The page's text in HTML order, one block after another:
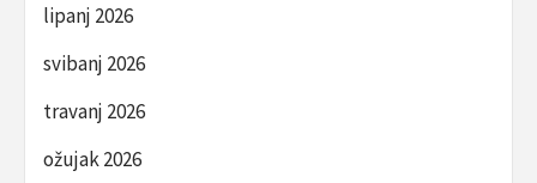
lipanj 2026
svibanj 2026
travanj 2026
ožujak 2026